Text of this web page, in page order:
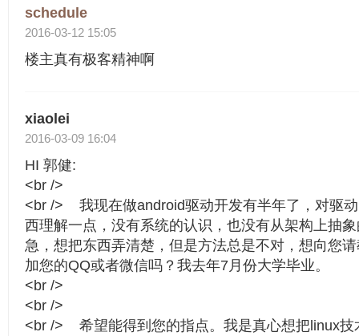
schedule
2016-03-12 15:05
楼主真有极客精神啊
xiaolei
2016-03-09 16:04
HI 郭健:
<br />
<br /> 我现在做android驱动开发有半年了，对驱
西理解一点，没有系统的认识，也没有从架构上抽
急，想把东西弄清楚，但是方法总是不对，想向您
加您的QQ或者微信吗？我去年7月份大学毕业。
<br />
<br />
<br /> 希望能得到您的指点。我是真心想把linux技